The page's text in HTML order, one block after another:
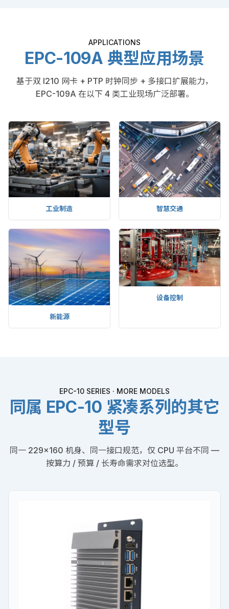
APPLICATIONS
EPC-109A 典型应用场景
基于双 I210 网卡 + PTP 时钟同步 + 多接口扩展能力，
EPC-109A 在以下 4 类工业现场广泛部署。
工业制造 智慧交通
新能源
设备控制
EPC-10 SERIES · MORE MODELS
同属 EPC-10 紧凑系列的其它
型号
同一 229×160 机身、同一接口规范，仅 CPU 平台不同 —
按算力 / 预算 / 长寿命需求对位选型。